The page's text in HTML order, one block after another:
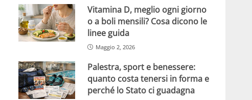
Vitamina D, meglio ogni giorno
o a boli mensili? Cosa dicono le
linee guida
Maggio 2, 2026
Palestra, sport e benessere:
quanto costa tenersi in forma e
perché lo Stato ci guadagna